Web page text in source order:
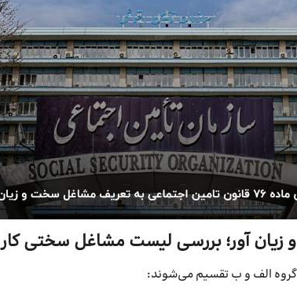
آور؛ بررسی لیست مشاغل سختی کار
الف و ب تقسیم می‌شوند: